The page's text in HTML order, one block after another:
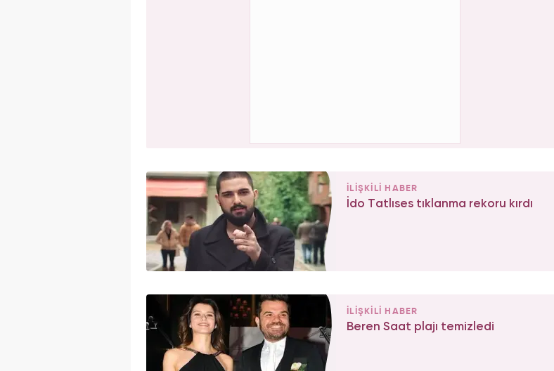
İLİŞKİLİ HABER
İdo Tatlıses tıklanma rekoru kırdı
İLİŞKİLİ HABER
Beren Saat plajı temizledi